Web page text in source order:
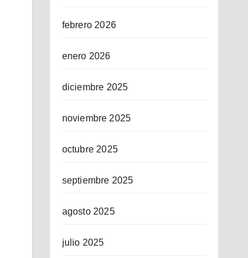
febrero 2026
enero 2026
diciembre 2025
noviembre 2025
octubre 2025
septiembre 2025
agosto 2025
julio 2025